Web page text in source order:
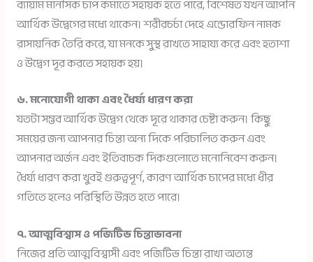
ব্যায়াম মানসিক চাপ কমাতে সহায়ক হতে পারে, বিশেষত যখন আপনি
আর্থিক উদ্বেগের মধ্যে থাকেন। শরীরচর্চা দেহে এন্ডোরফিন নামক
রাসায়নিক তৈরি করে, যা মনকে সুস্থ রাখতে সাহায্য করে এবং হতাশা
ও উদ্বেগ দূর করতে সহায়ক হয়।
৬. মনোযোগী থাকা এবং ধৈর্য্য ধারণ করা
যতটা সম্ভব আর্থিক উদ্বেগ থেকে দূরে থাকার চেষ্টা করুন। কিছু
সময়ের জন্য আপনার চিন্তা অন্য দিকে পরিচালিত করুন এবং
আপনার অর্জন এবং ইতিবাচক দিকগুলোতে মনোনিবেশ করুন।
ধৈর্য্য ধারণ করা খুবই গুরুত্বপূর্ণ, কারণ আর্থিক চাপের মধ্যে ধীর
গতিতে হলেও পরিস্থিতি উন্নত হতে পারে।
৭. আত্মবিশ্বাস ও পজিটিভ চিন্তাভাবনা
নিজের প্রতি আত্মবিশ্বাসী এবং পজিটিভ চিন্তা রাখা অত্যন্ত